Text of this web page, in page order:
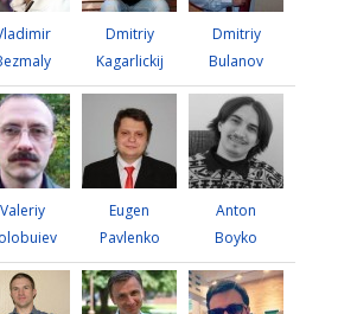
Dmitriy
Kagarlickij
Dmitriy
Bulanov
Valeriy
Eugen
Pavlenko
Anton
Boyko